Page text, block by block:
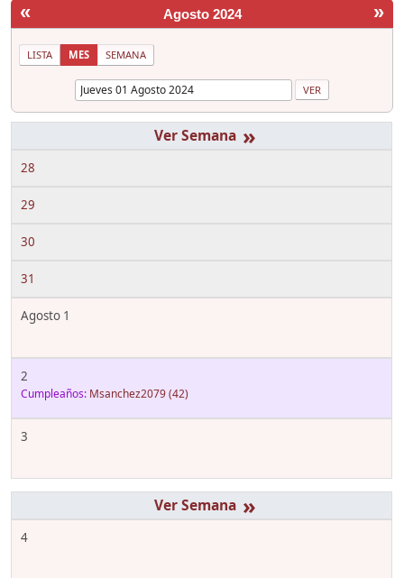
« »
Agosto 2024
LISTA MES SEMANA
»
28
29
30
31
Agosto 1
2
Cumpleaños: Msanchez2079(42)
3
»
4